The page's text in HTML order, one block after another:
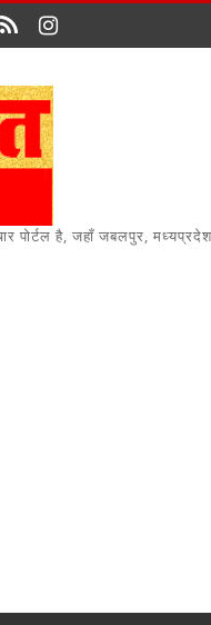
है, जहाँ जबलपुर, मध्यप्रदेश,